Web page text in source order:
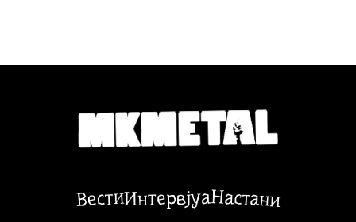
ВестиИнтервјуаНастани